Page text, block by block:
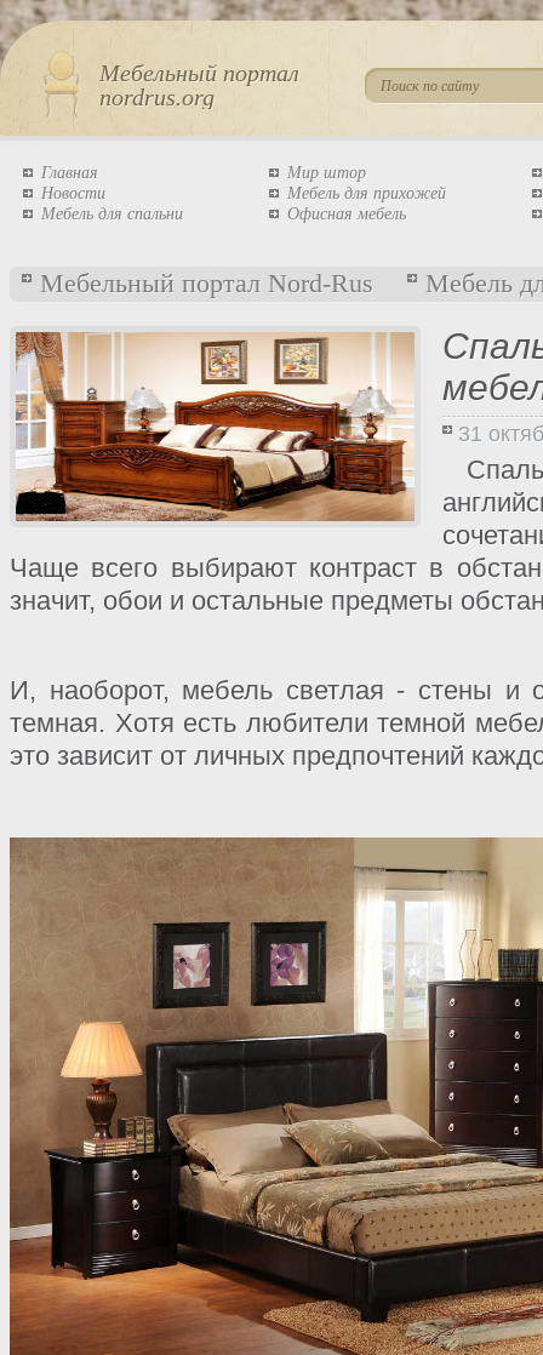
Мебельный портал
nordrus.org
Главная
Новости
Мебель для спальни
Мир штор
Мебель для прихожей
Офисная мебель
Мебельный портал Nord-Rus Мебель
31
Чаще всего выбирают контраст в
значит, обои и остальные предметы
И, наоборот, мебель светлая - стены и
темная. Хотя есть любители темной
это зависит от личных предпочтений